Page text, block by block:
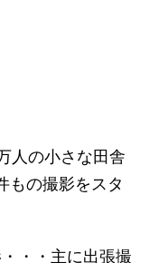
人の小さな田舎
もの撮影をスタ
・・主に出張撮